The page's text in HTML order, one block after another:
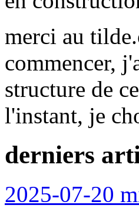
merci au
commencer,
structure de
l'instant, je
derniers
2025-07-20